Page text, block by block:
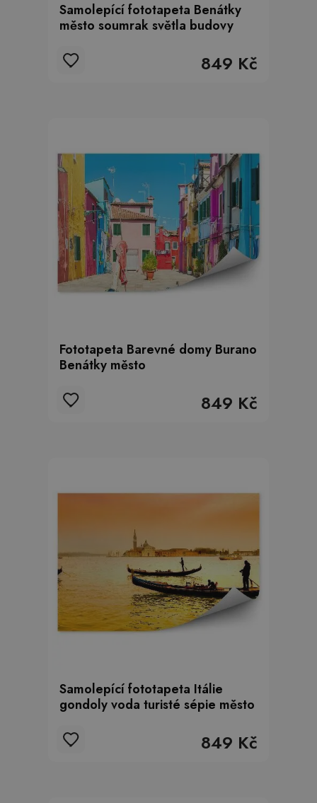
Samolepící fototapeta Benátky
město soumrak světla budovy
849 Kč
Fototapeta Barevné domy Burano
Benátky město
849 Kč
Samolepící fototapeta Itálie
gondoly voda turisté sépie město
849 Kč